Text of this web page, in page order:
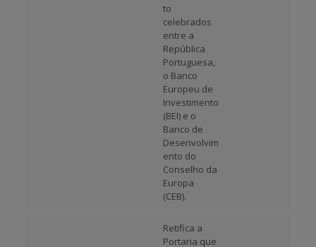
to
celebrados
entre a
República
Portuguesa,
o Banco
Europeu de
Investimento
(BEI) e o
Banco de
Desenvolvim
ento do
Conselho da
Europa
(CEB).
Retifica a
Portaria que